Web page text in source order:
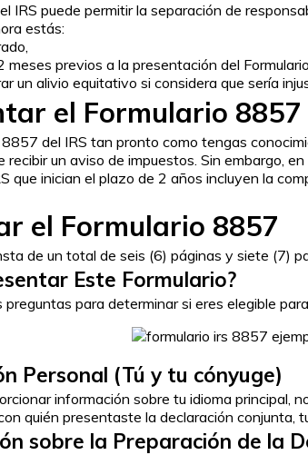
IRS puede permitir la separación de
estás:
previos a la presentación del
un alivio equitativo si considera que sería
el Formulario 8857
del IRS tan pronto como tengas
recibir un aviso de impuestos. Sin embargo,
que inician el plazo de 2 años incluyen la
el Formulario 8857
de un total de seis (6) páginas y siete (7)
Este Formulario?
para determinar si eres elegible
Personal (Tú y tu cónyuge)
información sobre tu idioma
quién presentaste la declaración conjunta,
sobre la Preparación de la